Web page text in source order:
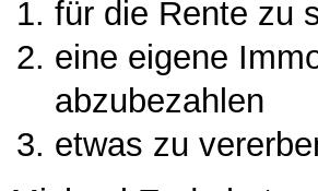
für die Rente zu
eine eigene
abzubezahlen
etwas zu